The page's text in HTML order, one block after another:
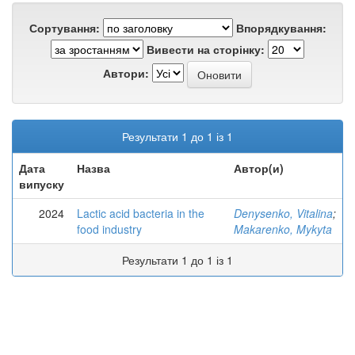
Сортування:
Впорядкування:
Вивести на сторінку:
Автори:
Результати 1 до 1 із 1
Дата
випуску
Назва Автор(и)
2024
Lactic acid bacteria in the
food industry
Denysenko, Vitalina;
Makarenko, Mykyta
Результати 1 до 1 із 1